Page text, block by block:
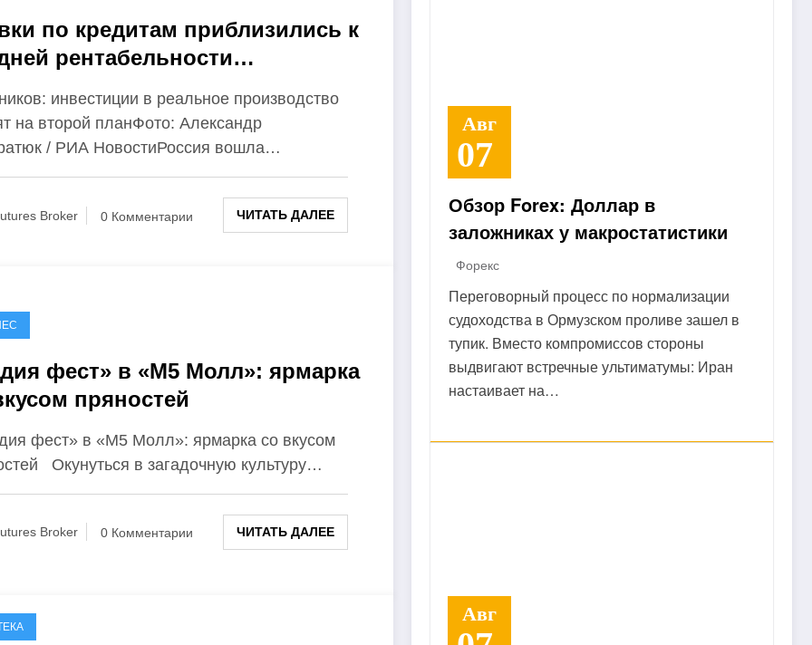
по кредитам приблизились к
рентабельности
скажется на бизнесе
инвестиции в реальное производство
на второй планФото: Александр
/ РИА НовостиРоссия вошла…
Broker 0 Комментарии ЧИТАТЬ ДАЛЕЕ
фест» в «М5 Молл»: ярмарка
пряностей
фест» в «М5 Молл»: ярмарка со вкусом
Окунуться в загадочную культуру…
Broker 0 Комментарии ЧИТАТЬ ДАЛЕЕ
Авг
07
Обзор Forex: Доллар в
заложниках у макростатистики
Форекс
Переговорный процесс по нормализации
судоходства в Ормузском проливе зашел в
тупик. Вместо компромиссов стороны
выдвигают встречные ультиматумы: Иран
настаивает на…
Авг